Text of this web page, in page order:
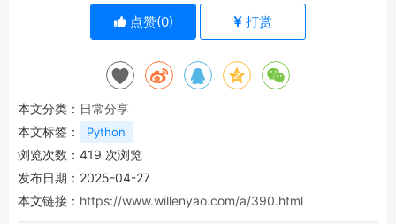
点赞(0) 打赏
本文分类： 日常分享
本文标签：
Python
浏览次数： 419 次浏览
发布日期：2025-04-27
本文链接： https://www.willenyao.com/a/390.html